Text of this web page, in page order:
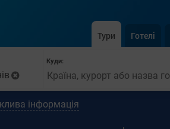
Тури Готелі
Куди:
інформація